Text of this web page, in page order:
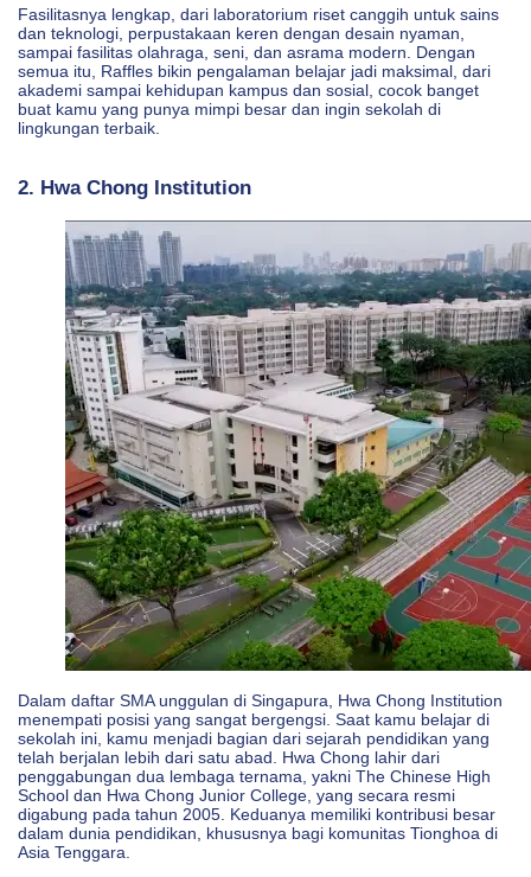
Fasilitasnya lengkap, dari laboratorium riset canggih untuk sains
dan teknologi, perpustakaan keren dengan desain nyaman,
sampai fasilitas olahraga, seni, dan asrama modern. Dengan
semua itu, Raffles bikin pengalaman belajar jadi maksimal, dari
akademi sampai kehidupan kampus dan sosial, cocok banget
buat kamu yang punya mimpi besar dan ingin sekolah di
lingkungan terbaik.
2. Hwa Chong Institution
Dalam daftar SMA unggulan di Singapura, Hwa Chong Institution
menempati posisi yang sangat bergengsi. Saat kamu belajar di
sekolah ini, kamu menjadi bagian dari sejarah pendidikan yang
telah berjalan lebih dari satu abad. Hwa Chong lahir dari
penggabungan dua lembaga ternama, yakni The Chinese High
School dan Hwa Chong Junior College, yang secara resmi
digabung pada tahun 2005. Keduanya memiliki kontribusi besar
dalam dunia pendidikan, khususnya bagi komunitas Tionghoa di
Asia Tenggara.